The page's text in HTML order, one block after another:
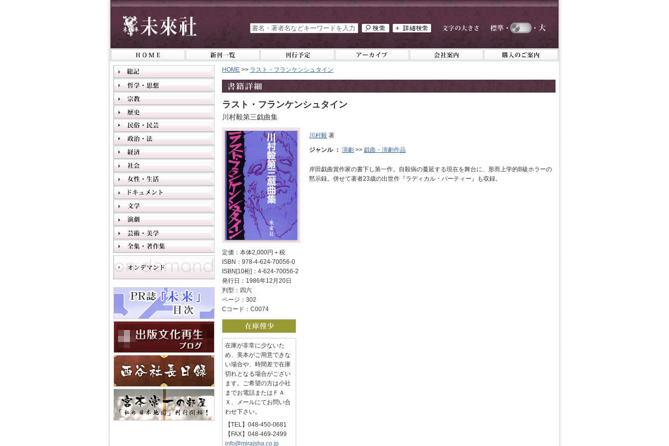
HOME >> ラスト・フランケンシュタイン
ラスト・フランケンシュタイン
川村毅第三戯曲集
定価：本体2,000円＋税
ISBN：978-4-624-70056-0
ISBN[10桁]：4-624-70056-2
発行日：1986年12月20日
判型：四六
ページ：302
Cコード：C0074
在庫が非常に少ないた
め、美本がご用意できな
い場合や、時間差で在庫
切れとなる場合がござい
ます。ご希望の方は小社
までお電話またはＦＡ
Ｘ、メールにてお問い合
わせ下さい。
【TEL】048-450-0681
【FAX】048-469-2499
info@miraisha.co.jp
川村毅 著
ジャンル ： 演劇 >> 戯曲・演劇作品
岸田戯曲賞作家の書下し第一作。自殺病の蔓延する現在を舞台に、形而上学的B級ホラーの
黙示録。併せて著者23歳の出世作『ラディカル・パーティー』も収録。